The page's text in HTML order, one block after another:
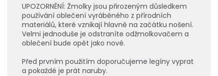
UPOZORNĚNÍ: Žmolky jsou přirozeným důsledkem
používání oblečení vyráběného z přírodních
materiálů, které vznikají hlavně na začátku nošení.
Velmi jednoduše je odstraníte odžmolkovačem a
oblečení bude opět jako nové.
Před prvním použitím doporučujeme legíny vyprat
a pokaždé je prát naruby.